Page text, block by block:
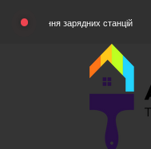
зарядних станцій Плюсы